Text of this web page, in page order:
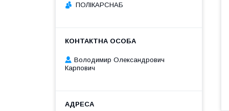
ПОЛІКАРСНАБ
Володимир Олександрович
Карпович